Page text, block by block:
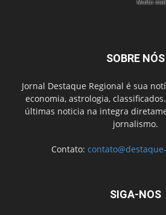
SOBRE NÓS
Jornal Destaque Regional é sua
economia, astrologia,
últimas noticia na integra
jornalismo.
Contato:
SIGA-NOS